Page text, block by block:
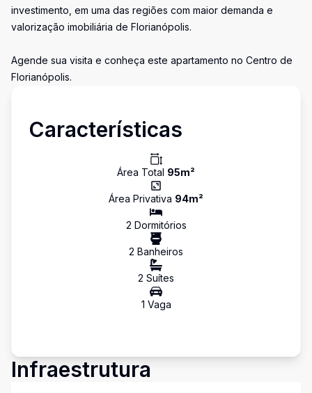
investimento, em uma das regiões com maior demanda e
valorização imobiliária de Florianópolis.
Agende sua visita e conheça este apartamento no Centro de
Florianópolis.
Características
Área Total 95m²
Área Privativa 94m²
2 Dormitórios
2 Banheiros
2 Suítes
1 Vaga
Infraestrutura